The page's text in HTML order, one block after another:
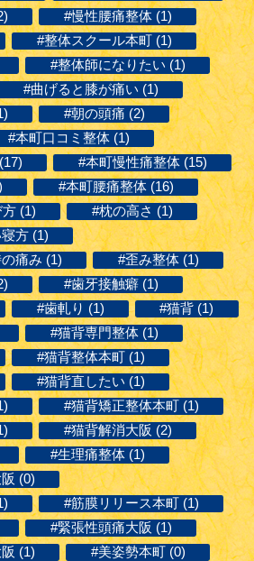
#慢性腰痛整体 (1)
#整体スクール本町 (1)
#整体師になりたい (1)
#曲げると膝が痛い (1)
#朝の頭痛 (2)
#本町口コミ整体 (1)
#本町慢性痛整体 (15)
#本町腰痛整体 (16)
(1)
#枕の高さ (1)
方 (1)
痛み (1)
#歪み整体 (1)
#歯牙接触癖 (1)
#歯軋り (1)
#猫背 (1)
#猫背専門整体 (1)
#猫背整体本町 (1)
#猫背直したい (1)
#猫背矯正整体本町 (1)
#猫背解消大阪 (2)
#生理痛整体 (1)
(0)
#筋膜リリース本町 (1)
#緊張性頭痛大阪 (1)
(1)
#美姿勢本町 (0)